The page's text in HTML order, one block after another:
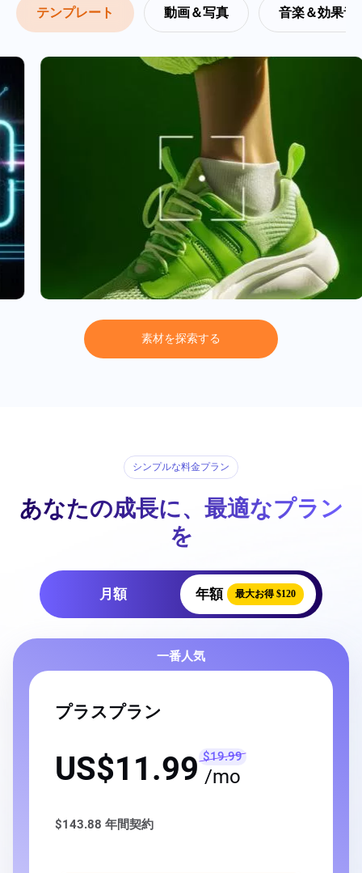
テンプレート 動画＆写真 音楽＆効果音
素材を探索する
シンプルな料金プラン
あなたの成長に、最適なプラン
を
月額 年額 最大お得 $120
一番人気
プラスプラン
US$11.99 $19.99
/mo
$143.88 年間契約